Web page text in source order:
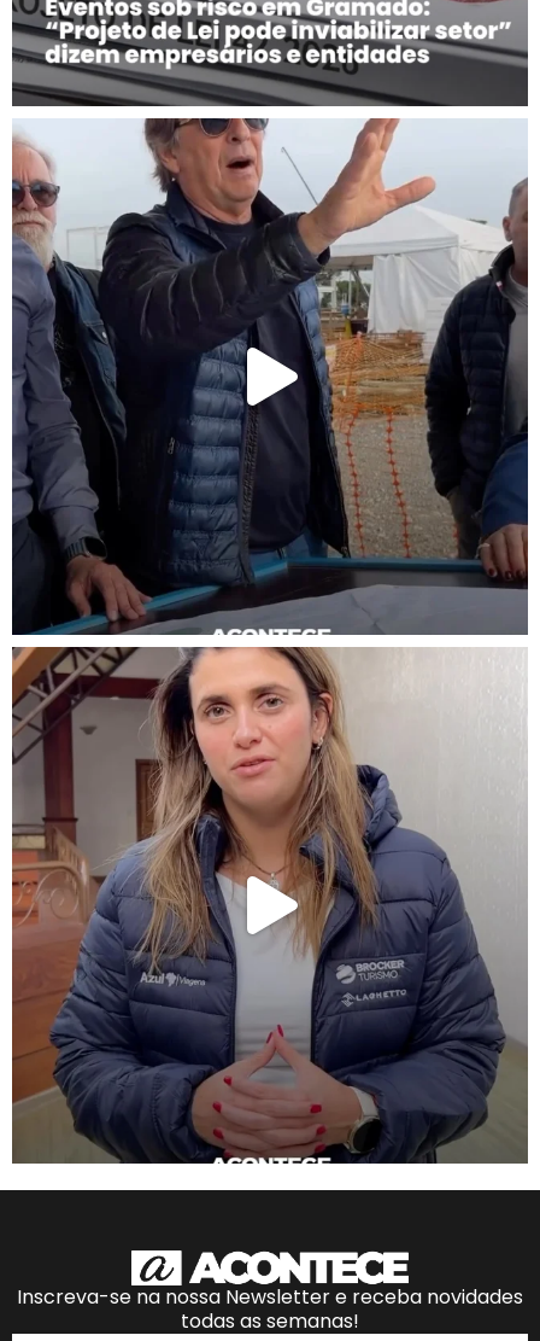
Inscreva-se na nossa Newsletter e receba novidades
todas as semanas!